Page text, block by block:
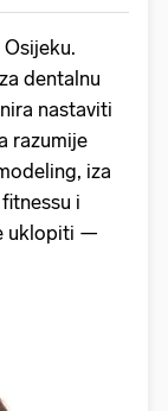
dentalnu
nastaviti
razumije
iza
i
uklopiti —